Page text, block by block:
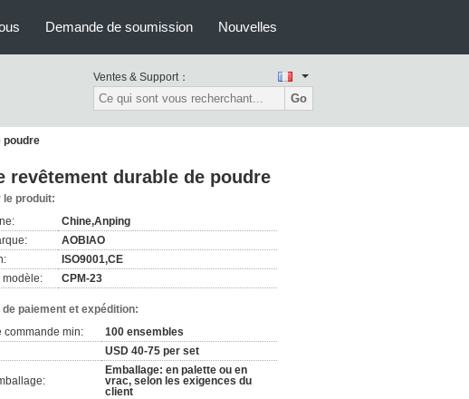
Demande de soumission Nouvelles
Ventes & Support：
Go
poudre
revêtement durable de poudre
le produit:
Chine,Anping
AOBIAO
ISO9001,CE
modèle:
CPM-23
paiement et expédition:
commande min:
100 ensembles
USD 40-75 per set
Emballage: en palette ou en
vrac, selon les exigences du
client